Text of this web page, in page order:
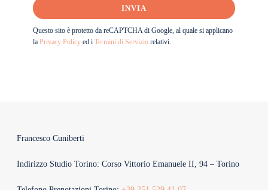
Questo sito è protetto da reCAPTCHA di Google, al quale si applicano
la Privacy Policy ed i Termini di Servizio relativi.
Francesco Cuniberti
Indirizzo Studio Torino: Corso Vittorio Emanuele II, 94 – Torino